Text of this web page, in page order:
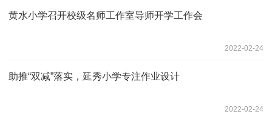
黄水小学召开校级名师工作室导师开学工作会
2022-02-24
助推“双减”落实，延秀小学专注作业设计
2022-02-24